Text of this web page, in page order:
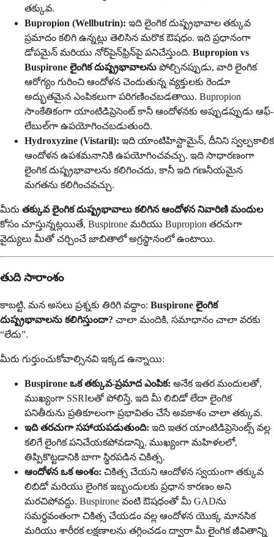
తక్కువ.
Bupropion (Wellbutrin): ఇది లైంగిక దుష్ప్రభావాల తక్కువ
ప్రమాదం కలిగి ఉన్నట్లు తెలిసిన మరొక ఔషధం. ఇది ప్రధానంగా
డోపమైన్ మరియు నోర్‌పైన్‌ఫ్రిన్‌పై పనిచేస్తుంది. Bupropion vs
Buspirone లైంగిక దుష్ప్రభావాలను పోల్చినప్పుడు, వారి లైంగిక
ఆరోగ్యం గురించి ఆందోళన చెందుతున్న వ్యక్తులకు రెండూ
అద్భుతమైన ఎంపికలుగా పరిగణించబడతాయి. Bupropion
సాంకేతికంగా యాంటిడిప్రెసెంట్ కానీ ఆందోళనకు అప్పుడప్పుడు ఆఫ్‌-
లేబుల్‌గా ఉపయోగించబడుతుంది.
Hydroxyzine (Vistaril): ఇది యాంటిహిస్టామైన్, దీనిని స్వల్పకాలిక
ఆందోళన ఉపశమనానికి ఉపయోగించవచ్చు. ఇది సాధారణంగా
లైంగిక దుష్ప్రభావాలను కలిగించదు, కానీ ఇది గణనీయమైన
మగతను కలిగించవచ్చు.
మీరు తక్కువ లైంగిక దుష్ప్రభావాలు కలిగిన ఆందోళన నివారిణి మందుల
కోసం చూస్తున్నట్లయితే, Buspirone మరియు Bupropion తరచుగా
వైద్యులు మీతో చర్చించే జాబితాలో అగ్రస్థానంలో ఉంటాయి.
తుది సారాంశం
కాబట్టి, మన అసలు ప్రశ్నకు తిరిగి వద్దాం: Buspirone లైంగిక
దుష్ప్రభావాలను కలిగిస్తుందా? చాలా మందికి, సమాధానం చాలా వరకు
“లేదు”.
మీరు గుర్తుంచుకోవాల్సినవి ఇక్కడ ఉన్నాయి:
Buspirone ఒక తక్కువ-ప్రమాద ఎంపిక: అనేక ఇతర మందులతో,
ముఖ్యంగా SSRIలతో పోలిస్తే, ఇది మీ లిబిడో లేదా లైంగిక
పనితీరును ప్రతికూలంగా ప్రభావితం చేసే అవకాశం చాలా తక్కువ.
ఇది తరచుగా సహాయపడుతుంది: ఇది ఇతర యాంటిడిప్రెసెంట్స్ వల్ల
కలిగే లైంగిక పనిచేయకపోవడాన్ని, ముఖ్యంగా మహిళలలో,
తిప్పికొట్టడానికి బాగా స్థిరపడిన చికిత్స.
ఆందోళన ఒక అంశం: చికిత్స చేయని ఆందోళన స్వయంగా తక్కువ
లిబిడో మరియు లైంగిక ఇబ్బందులకు ప్రధాన కారణం అని
మరచిపోవద్దు. Buspirone వంటి ఔషధంతో మీ GADను
సమర్థవంతంగా చికిత్స చేయడం వల్ల ఆందోళన యొక్క మానసిక
మరియు శారీరక లక్షణాలను తగ్గించడం ద్వారా మీ లైంగిక జీవితాన్ని